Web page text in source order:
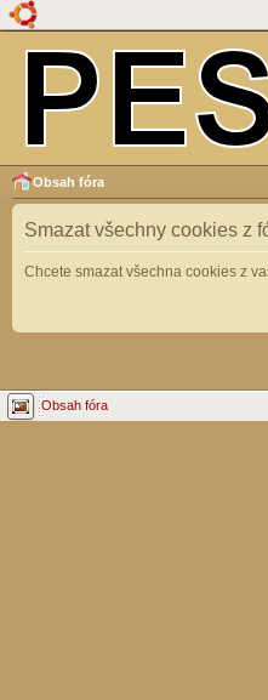
Obsah fóra
Smazat všechny cookies z
Chcete smazat všechna cookies z
Obsah fóra